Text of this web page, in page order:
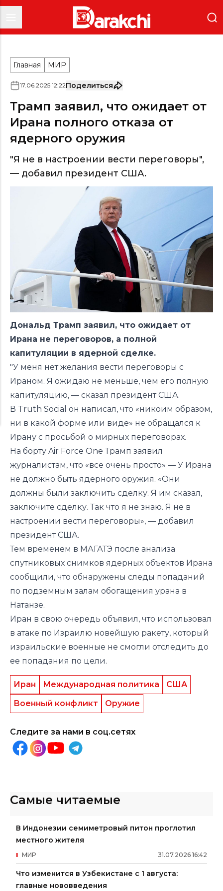
Главная МИР
17.06.2025 12:22Поделиться
Трамп заявил, что ожидает от
Ирана полного отказа от
ядерного оружия
"Я не в настроении вести переговоры",
— добавил президент США.
Дональд Трамп заявил, что ожидает от
Ирана не переговоров, а полной
капитуляции в ядерной сделке.
"У меня нет желания вести переговоры с
Ираном. Я ожидаю не меньше, чем его полную
капитуляцию, — сказал президент США.
В Truth Social он написал, что «никоим образом,
ни в какой форме или виде» не обращался к
Ирану с просьбой о мирных переговорах.
На борту Air Force One Трамп заявил
журналистам, что «все очень просто» — У Ирана
не должно быть ядерного оружия. «Они
должны были заключить сделку. Я им сказал,
заключите сделку. Так что я не знаю. Я не в
настроении вести переговоры», — добавил
президент США.
Тем временем в МАГАТЭ после анализа
спутниковых снимков ядерных объектов Ирана
сообщили, что обнаружены следы попаданий
по подземным залам обогащения урана в
Натанзе.
Иран в свою очередь объявил, что использовал
в атаке по Израилю новейшую ракету, который
израильские военные не смогли отследить до
ее попадания по цели.
Иран Международная политика
США
Военный конфликт
Оружие
Следите за нами в соц.сетях
Самые читаемые
В Индонезии семиметровый питон проглотил
местного жителя
31.07.2026 16:42
МИР
Что изменится в Узбекистане с 1 августа:
главные нововведения